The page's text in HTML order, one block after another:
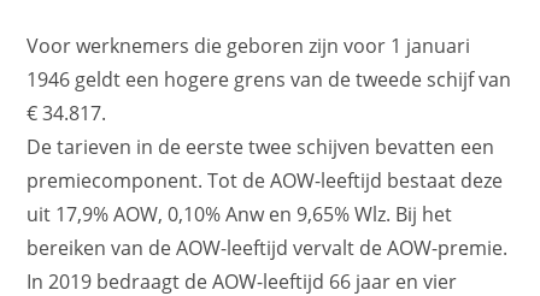
Voor werknemers die geboren zijn voor 1 januari
1946 geldt een hogere grens van de tweede schijf van
€ 34.817.
De tarieven in de eerste twee schijven bevatten een
premiecomponent. Tot de AOW-leeftijd bestaat deze
uit 17,9% AOW, 0,10% Anw en 9,65% Wlz. Bij het
bereiken van de AOW-leeftijd vervalt de AOW-premie.
In 2019 bedraagt de AOW-leeftijd 66 jaar en vier